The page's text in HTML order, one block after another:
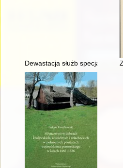
Dewastacja służb specjalnych